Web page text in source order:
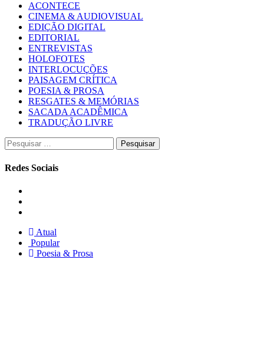
ACONTECE
CINEMA & AUDIOVISUAL
EDIÇÃO DIGITAL
EDITORIAL
ENTREVISTAS
HOLOFOTES
INTERLOCUÇÕES
PAISAGEM CRÍTICA
POESIA & PROSA
RESGATES & MEMÓRIAS
SACADA ACADÊMICA
TRADUÇÃO LIVRE
Pesquisar
por:
Redes Sociais
Atual
Popular
Poesia & Prosa